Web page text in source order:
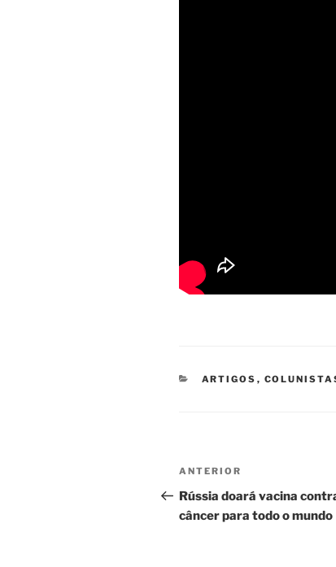
CATEGORIAS
ARTIGOS ,
Navegação
de
Post
Post
anterior
ANTERIOR
Rússia doará vacina
câncer para todo o mundo